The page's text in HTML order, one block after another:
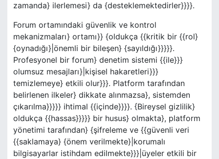
zamanda} ilerlemesi} da {desteklemektedirler}}}}.
Forum ortamındaki güvenlik ve kontrol
mekanizmaları} ortamı}} {oldukça {{kritik bir {{rol}
{oynadığı}|önemli bir bileşen} {sayıldığı}}}}}.
Profesyonel bir forum} denetim sistemi {{ile}}}
olumsuz mesajları}|kişisel hakaretleri}}}
temizlemeye} etkili olur}}}. Platform tarafından
belirlenen ilkeler} dikkate alınmazsa}, sistemden
çıkarılma}}}}} ihtimal {{içinde}}}}. {Bireysel gizlilik}
oldukça {{hassas}}}}} bir husus} olmakta}, platform
yönetimi tarafından} {şifreleme ve {{güvenli veri
{{saklamaya} {önem verilmekte}|korumalı
bilgisayarlar istihdam edilmekte}}}|üyeler etkili bir